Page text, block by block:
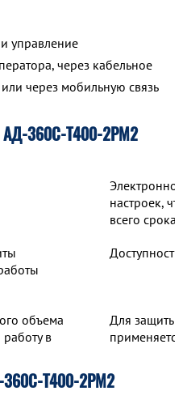
управление
через кабельное
через мобильную связь
АД-360С-Т400-2РМ2
настроек,
всего срока
Доступность
объема
в
Для защиты
Т400-2РМ2